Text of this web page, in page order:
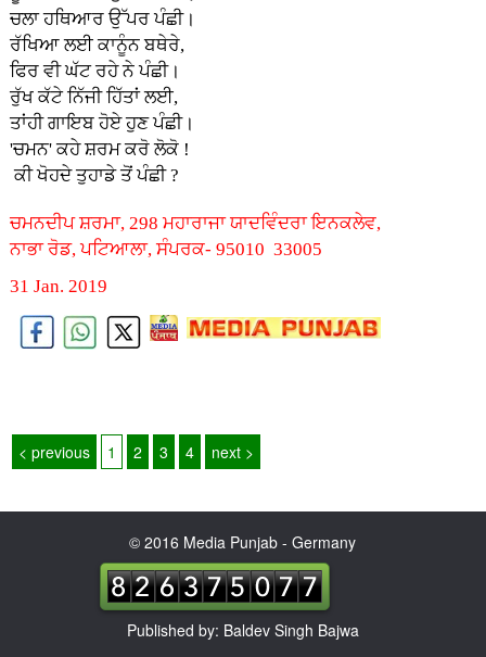
ਚਲਾ ਹਥਿਆਰ ਉੱਪਰ ਪੰਛੀ।
ਰੱਖਿਆ ਲਈ ਕਾਨੂੰਨ ਬਥੇਰੇ,
ਫਿਰ ਵੀ ਘੱਟ ਰਹੇ ਨੇ ਪੰਛੀ।
ਰੁੱਖ ਕੱਟੇ ਨਿੱਜੀ ਹਿੱਤਾਂ ਲਈ,
ਤਾਂਹੀ ਗਾਇਬ ਹੋਏ ਹੁਣ ਪੰਛੀ।
'ਚਮਨ' ਕਹੇ ਸ਼ਰਮ ਕਰੋ ਲੋਕੋ !
ਕੀ ਖੋਹਦੇ ਤੁਹਾਡੇ ਤੋਂ ਪੰਛੀ ?
ਚਮਨਦੀਪ ਸ਼ਰਮਾ, 298 ਮਹਾਰਾਜਾ ਯਾਦਵਿੰਦਰਾ ਇਨਕਲੇਵ,
ਨਾਭਾ ਰੋਡ, ਪਟਿਆਲਾ, ਸੰਪਰਕ- 95010 33005
31 Jan. 2019
< previous 1 2 3 4 next >
© 2016 Media Punjab - Germany
Published by: Baldev Singh Bajwa